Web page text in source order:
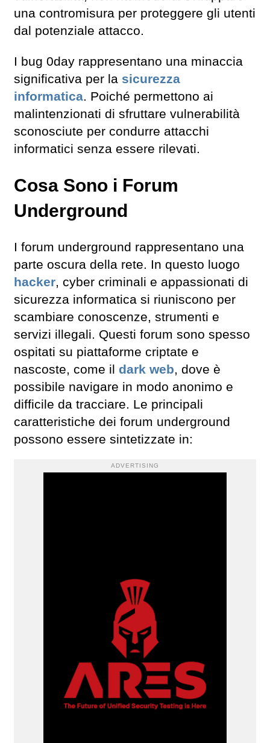
una contromisura per proteggere gli utenti
dal potenziale attacco.
I bug 0day rappresentano una minaccia
significativa per la sicurezza
informatica. Poiché permettono ai
malintenzionati di sfruttare vulnerabilità
sconosciute per condurre attacchi
informatici senza essere rilevati.
Cosa Sono i Forum
Underground
I forum underground rappresentano una
parte oscura della rete. In questo luogo
hacker, cyber criminali e appassionati di
sicurezza informatica si riuniscono per
scambiare conoscenze, strumenti e
servizi illegali. Questi forum sono spesso
ospitati su piattaforme criptate e
nascoste, come il dark web, dove è
possibile navigare in modo anonimo e
difficile da tracciare. Le principali
caratteristiche dei forum underground
possono essere sintetizzate in:
ADVERTISING